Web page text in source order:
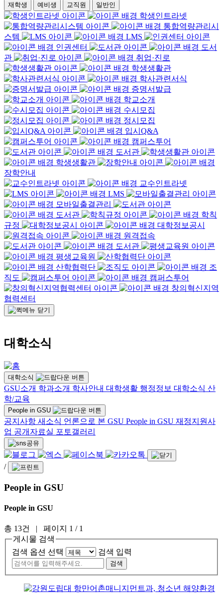
재학생 예비생 교직원 일반인
학생인트라넷
통합역량관리시
스템
LMS
인권센터
도서
관
취업·진로
학생생활관
학사관련서식
증명서발급
학교소개
수시모집
정시모집
입시Q&A
캠퍼스투어
도서관
학생생활관
장학안내
교수인트라넷
LMS
모바일출결관리
도서관
학칙
규정
대학정보공시
원격접속
도서관
평생교육원
산학협력단
조
직도
캠퍼스투어
창의혁신지역
협력센터
대학소식
대학소식
GSU소개 학과소개 학사안내 대학생활 행정정보 대학소식 산
학/교육
People in GSU
공지사항 새소식 언론으로 본 GSU People in GSU 재정지원사
업 공개자료실 포토갤러리
/
People in GSU
People in GSU
총 13건
| 페이지 1 / 1
게시물 검색
검색 옵션 선택
검색 입력